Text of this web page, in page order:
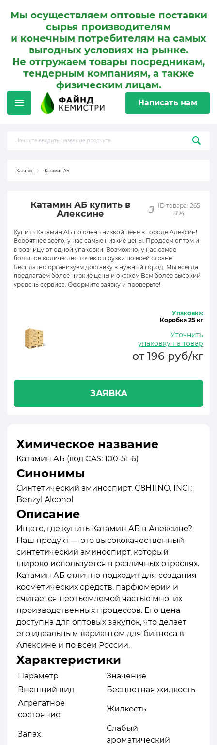
Мы осуществляем оптовые поставки
сырья производителям
и конечным потребителям на самых
выгодных условиях на рынке.
Не отгружаем товары посредникам,
тендерным компаниям, а также
физическим лицам.
Написать нам
Каталог Катамин АБ
Катамин АБ купить в
Алексине
ID товара: 265
894
Купить Катамин АБ по очень низкой цене в городе Алексин!
Вероятнее всего, у нас самые низкие цены. Продаем оптом и
в розницу от одной упаковки. Возможно, у нас самое
большое количество точек отгрузки по всей стране.
Бесплатно организуем доставку в нужный город. Мы всегда
предлагаем более низкие цены и окажем Вам более высокий
уровень сервиса. Оформите заявку и проверьте!
Упаковка:
Коробка 25 кг
Уточнить
упаковку на товар
от 196 руб/кг
ЗАЯВКА
Химическое название
Катамин АБ (код CAS: 100-51-6)
Синонимы
Синтетический аминоспирт, C8H11NO, INCI:
Benzyl Alcohol
Описание
Ищете, где купить Катамин АБ в Алексине?
Наш продукт — это высококачественный
синтетический аминоспирт, который
широко используется в различных отраслях.
Катамин АБ отлично подходит для создания
косметических средств, парфюмерии и
считается неотъемлемой частью многих
производственных процессов. Его цена
доступна для оптовых закупок, что делает
его идеальным вариантом для бизнеса в
Алексине и по всей России.
Характеристики
Параметр
Значение
Внешний вид
Бесцветная жидкость
Агрегатное
состояние
Жидкость
Запах
Слабый
ароматический